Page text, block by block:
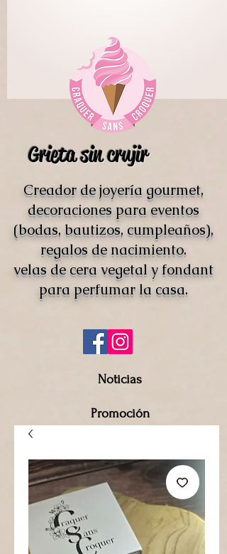
Grieta sin crujir
Creador de joyería gourmet,
decoraciones para eventos
(bodas, bautizos, cumpleaños),
regalos de nacimiento.
velas de cera vegetal y fondant
para perfumar la casa.
Noticias
Promoción